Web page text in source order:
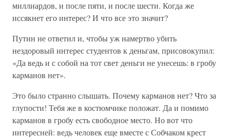
миллиардов, и после пяти, и после шести. Когда же
иссякнет его интерес? И что все это значит?
Путин не ответил и, чтобы уж намертво убить
нездоровый интерес студентов к деньгам, присовокупил:
«Да ведь и с собой на тот свет деньги не унесешь: в гробу
карманов нет».
Это было странно слышать. Почему карманов нет? Что за
глупости! Тебя же в костюмчике положат. Да и помимо
карманов в гробу есть свободное место. Но вот что
интересней: ведь человек еще вместе с Собчаком крест